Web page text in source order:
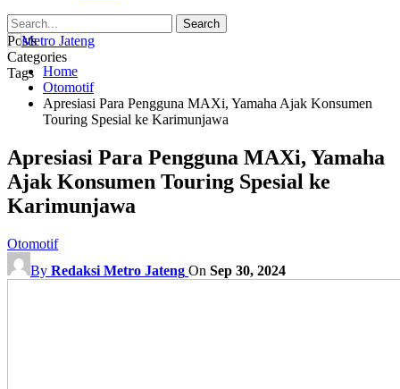
Posts
Categories
Tags Home
Otomotif
Apresiasi Para Pengguna MAXi, Yamaha Ajak Konsumen
Touring Spesial ke Karimunjawa
Apresiasi Para Pengguna MAXi, Yamaha
Ajak Konsumen Touring Spesial ke
Karimunjawa
Otomotif
By Redaksi Metro Jateng On Sep 30, 2024